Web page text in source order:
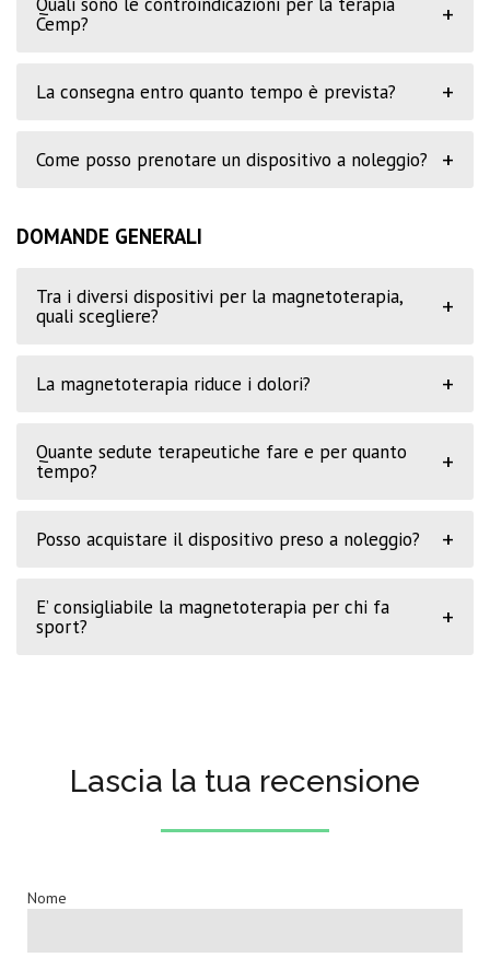
Cemp?
+
La consegna entro quanto tempo è prevista? +
Come posso prenotare un dispositivo a noleggio? +
DOMANDE GENERALI
Tra i diversi dispositivi per la magnetoterapia,
quali scegliere?
+
La magnetoterapia riduce i dolori? +
Quante sedute terapeutiche fare e per quanto
tempo?
+
Posso acquistare il dispositivo preso a noleggio? +
E’ consigliabile la magnetoterapia per chi fa
sport?
+
Lascia la tua recensione
Nome